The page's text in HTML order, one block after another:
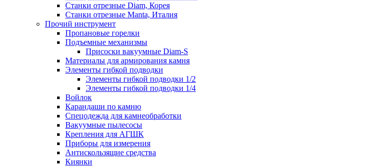
Станки отрезные Diam, Корея
Станки отрезные Manta, Италия
Прочий инструмент
Пропановые горелки
Подъeмные механизмы
Присоски вакуумные Diam-S
Материалы для армирования камня
Элементы гибкой подводки
Элементы гибкой подводки 1/2
Элементы гибкой подводки 1/4
Войлок
Карандаши по камню
Спецодежда для камнеобработки
Вакуумные пылесосы
Крепления для АГШК
Приборы для измерения
Антискользящие средства
Киянки